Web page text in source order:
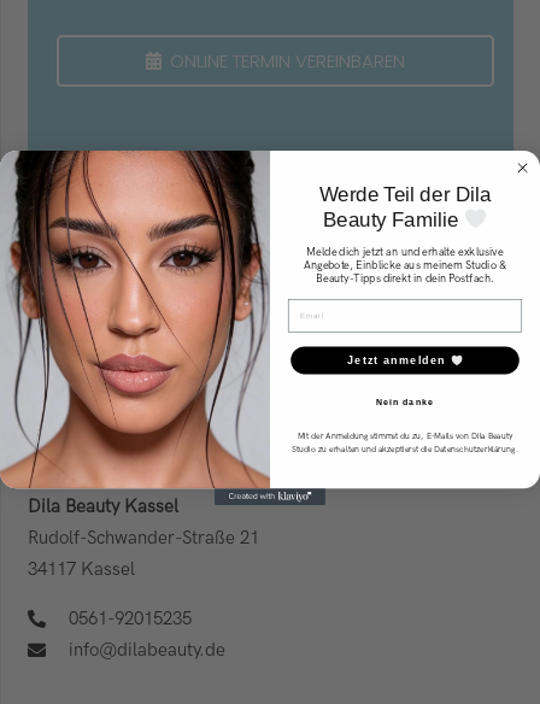
ONLINE TERMIN VEREINBAREN
Mein Studio
Dila Beauty Kassel
Rudolf-Schwander-Straße 21
34117 Kassel
0561-92015235
info@dilabeauty.de
Werde Teil der Dila
Beauty Familie
Melde dich jetzt an und erhalte exklusive
Angebote, Einblicke aus meinem Studio &
Beauty-Tipps direkt in dein Postfach.
Jetzt anmelden
Nein danke
Mit der Anmeldung stimmst du zu, E-Mails von Dila Beauty
Studio zu erhalten und akzeptierst die Datenschutzerklärung.